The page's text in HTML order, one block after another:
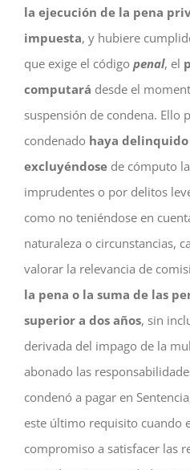
la ejecución de la pena
impuesta, y hubiere
que exige el código penal, el
computará desde el
suspensión de condena. Ello
condenado haya
excluyéndosede cómputo
imprudentes o por delitos
como no teniéndose en
naturaleza o circunstancias,
valorar la relevancia de
la pena o la suma de las
superior a dos años, sin
derivada del impago de la
abonado las
condenó a pagar en
este último requisito cuando
compromiso a satisfacer las